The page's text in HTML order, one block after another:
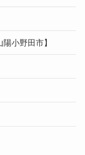
小野田市】